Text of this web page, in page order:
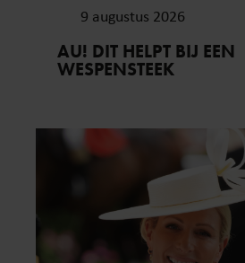
9 augustus 2026
AU! DIT HELPT BIJ EEN
WESPENSTEEK